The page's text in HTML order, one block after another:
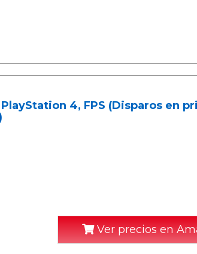
4, FPS (Disparos en
Ver precios en